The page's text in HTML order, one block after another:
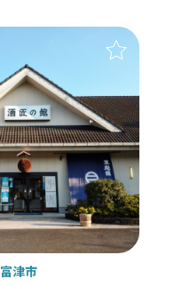
富津市